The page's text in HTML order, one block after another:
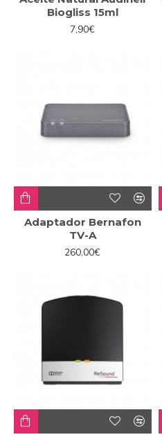
Biogliss 15ml
7,90€
Adaptador Bernafon
TV-A
260,00€